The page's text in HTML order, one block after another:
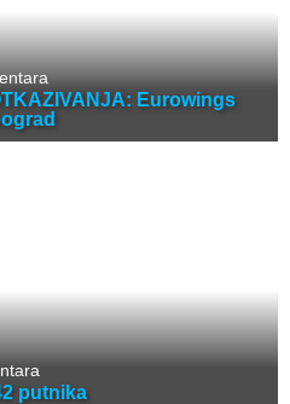
Eurowings
putnika